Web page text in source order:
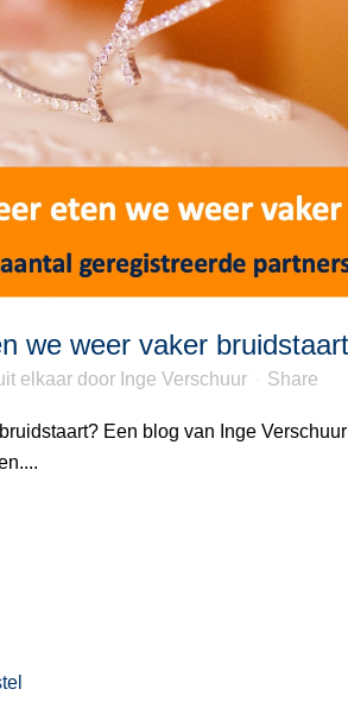
we weer vaker
elkaar door Inge Verschuur Share
Een blog van Inge